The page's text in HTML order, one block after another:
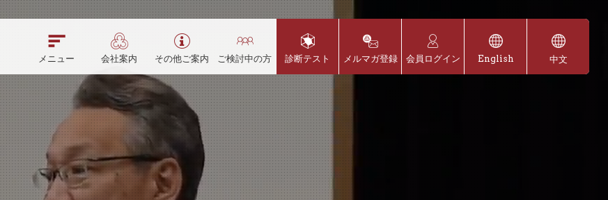
メニュー 会社案内 その他ご案内 ご検討中の方 診断テスト メルマガ登録 会員ログイン English 中文